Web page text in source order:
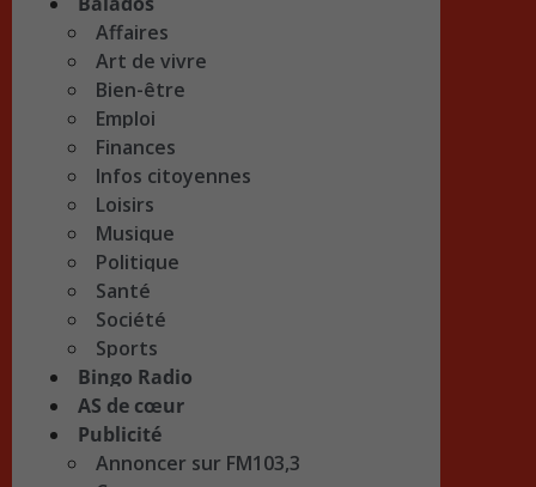
Affaires
Art de vivre
Bien-être
Emploi
Finances
Infos citoyennes
Loisirs
Musique
Politique
Santé
Société
Sports
Bingo Radio
AS de cœur
Publicité
Annoncer sur FM103,3